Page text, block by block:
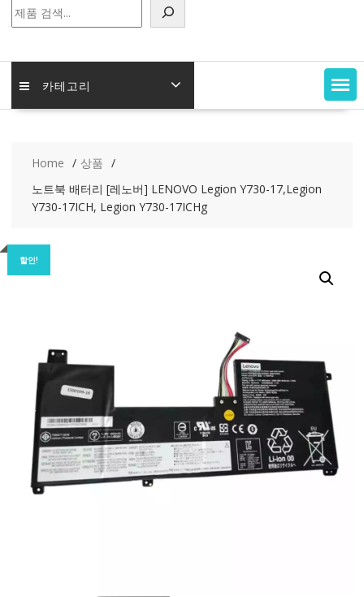
색
카테고리
Home
상품
노트북 배터리 [레노버] LENOVO Legion Y730-17,Legion
Y730-17ICH, Legion Y730-17ICHg
할인!